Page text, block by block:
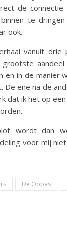
de connectie
te
ook.
vanuit drie
grootste
en in de manier
De ene na de
dat ik het op
wordt dan
voor mij
De Oppas